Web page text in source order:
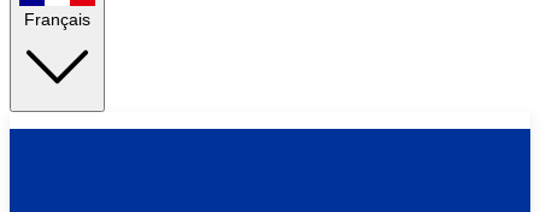
Français